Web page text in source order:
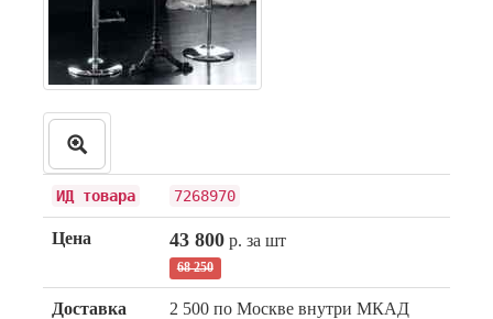
ИД товара 7268970
Цена 43 800р. за шт
68 250
Доставка 2 500 по Москве внутри МКАД